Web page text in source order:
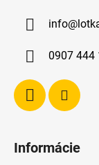
info@
0907 444
Informácie